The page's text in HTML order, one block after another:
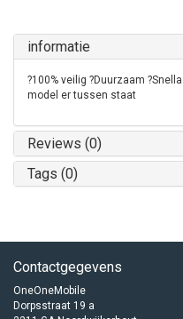
informatie
?100% veilig ?Duurzaam
model er tussen staat
Reviews (0)
Tags (0)
Contactgegevens
OneOneMobile
Dorpsstraat 19 a